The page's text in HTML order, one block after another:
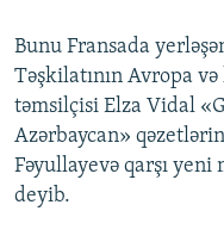
Bunu Fransada
Təşkilatının Avropa
təmsilçisi Elza Vidal
Azərbaycan»
Fəyullayevə qarşı
deyib.